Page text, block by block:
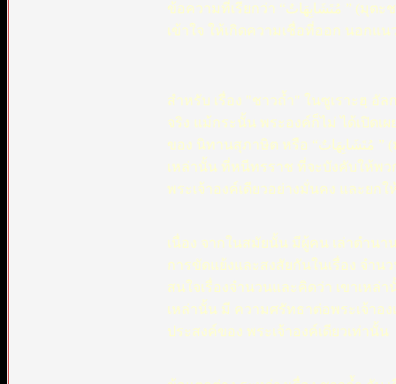
ข้อความที่เรียกว่า “مُتَشَابِهَاتٌ ” (มุตะชาบิฮัตฺ) นี้ แหละที่บรรดาผูฉ้อฉล นำมาแปลบิดเบือน หลอกลวงผู้ที่ไม่
เข้าใจ ให้เกิดความเชื่อที่ออก นอกแ
สำหรับ เรื่อง "ชาวถ้ำ" ในซูเราะฮฺ อัล
จริง แม้กระนั้น พระองค์ก็ไม่ ได้เปิดเ
ของ นิทานสุภาษิต หรือ “مُتَشَابِهَاتٌ ” (มุตะชาบิฮัตฺ), ที่มีคติสอนใจ ในเรื่องความศรัทธา ของ ชายผู้อยู่ ในถ้ำนั้น
เหล่านั้น ที่หนีทรราช ที่จะบังคับให้พว
พระเจ้าองค์เดียวอย่างมั่นคง และยก
เนื่อง จากในสมัยนั้น มีผู้คน เล่าตำนา
การขัดแย้งและสงสัยกันในเรื่อง จำน
สนใจเรื่องจำนวนและคิดว่า เขาเหล่
เหล่านั้น มี ความศรัทธาต่อพระเจ้าอ
ประสงค์ของ พระเจ้าองค์เดียวเท่านั้น